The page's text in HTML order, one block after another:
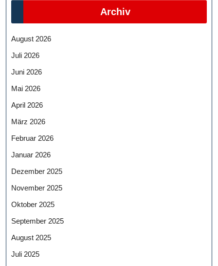
Archiv
August 2026
Juli 2026
Juni 2026
Mai 2026
April 2026
März 2026
Februar 2026
Januar 2026
Dezember 2025
November 2025
Oktober 2025
September 2025
August 2025
Juli 2025